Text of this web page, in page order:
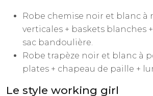
Robe chemise noir et blanc à
verticales + baskets blanches
sac bandoulière.
Robe trapèze noir et blanc à
plates + chapeau de paille +
Le style working girl